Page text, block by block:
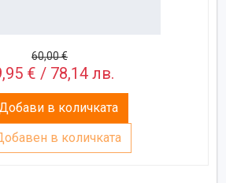
60,00 €
€ / 78,14 лв.
в количката
в количката